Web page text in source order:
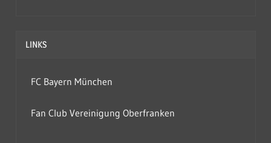
LINKS
FC Bayern München
Fan Club Vereinigung Oberfranken